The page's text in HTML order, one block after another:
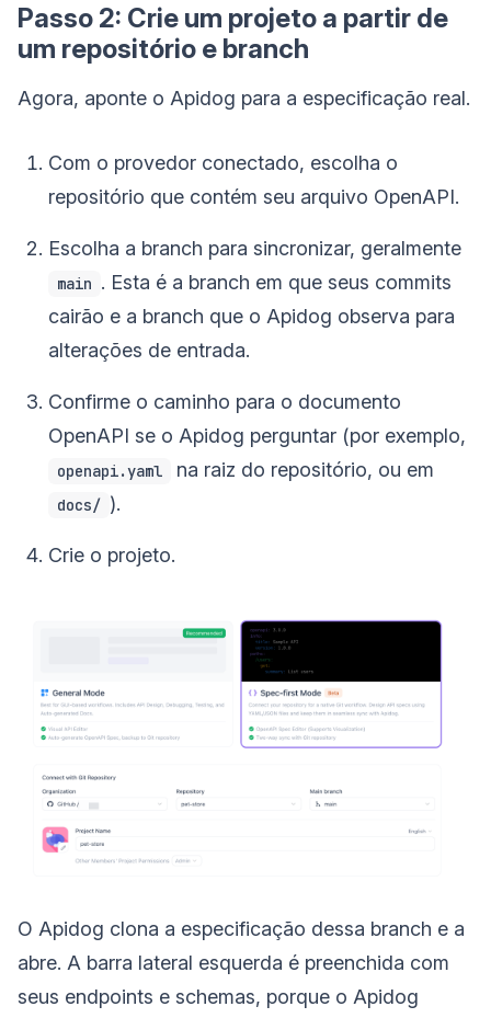
Passo 2: Crie um projeto a partir de
um repositório e branch
Agora, aponte o Apidog para a especificação real.
Com o provedor conectado, escolha o
repositório que contém seu arquivo OpenAPI.
Escolha a branch para sincronizar, geralmente
main . Esta é a branch em que seus commits
cairão e a branch que o Apidog observa para
alterações de entrada.
Confirme o caminho para o documento
OpenAPI se o Apidog perguntar (por exemplo,
openapi.yaml na raiz do repositório, ou em
docs/ ).
Crie o projeto.
O Apidog clona a especificação dessa branch e a
abre. A barra lateral esquerda é preenchida com
seus endpoints e schemas, porque o Apidog